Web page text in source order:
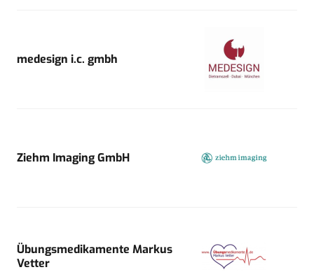
medesign i.c. gmbh
Ziehm Imaging GmbH
Übungsmedikamente Markus
Vetter